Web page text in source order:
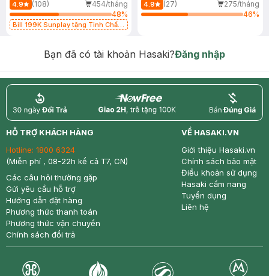
4.9 (108)
454/tháng
48%
Bill 199K Sunplay tặng Tinh Chất
4.9 (27)
275/tháng
46%
Bạn đã có tài khoản Hasaki?Đăng nhập
return nowfree price
HỖ TRỢ KHÁCH HÀNG
Hotline: 1800 6324
(Miễn phí , 08-22h kể cả T7, CN)
Các câu hỏi thường gặp
Gửi yêu cầu hỗ trợ
Hướng dẫn đặt hàng
Phương thức thanh toán
Phương thức vận chuyển
Chính sách đổi trả
VỀ HASAKI.VN
Giới thiệu Hasaki.vn
Chính sách bảo mật
Điều khoản sử dụng
Hasaki cẩm nang
Tuyển dụng
Liên hệ